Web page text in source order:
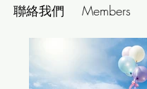
聯絡我們 Members